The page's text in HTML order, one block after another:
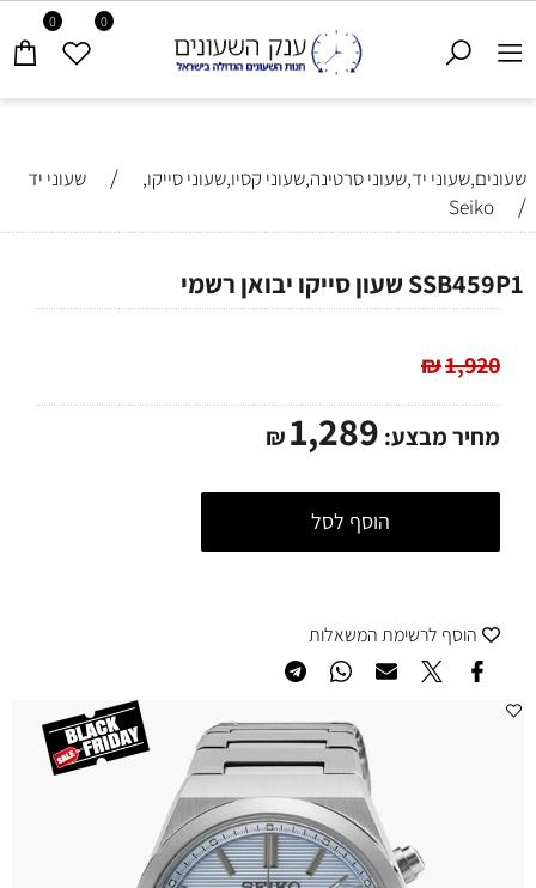
0 0
שעונים,שעוני יד,שעוני סרטינה,שעוני קסיו,שעוני סייקו, / שעוני יד
/
Seiko
SSB459P1 שעון סייקו יבואן רשמי
₪1,920
מחיר מבצע: ₪1,289
הוסף לסל
הוסף לרשימת המשאלות